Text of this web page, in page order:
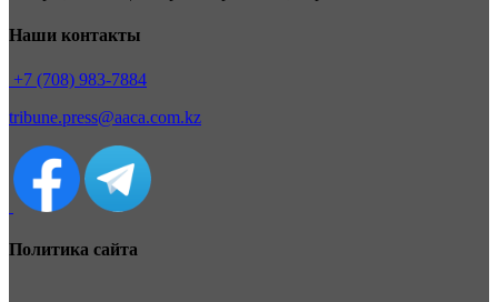
Наши контакты
+7 (708) 983-7884
tribune.press@aaca.com.kz
Политика сайта